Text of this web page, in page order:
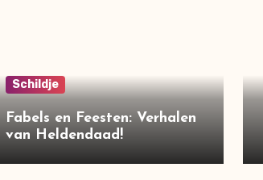
Schildje
Fabels en Feesten: Verhalen
van Heldendaad!